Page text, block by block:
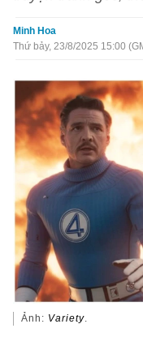
Minh Hoa
Thứ bảy, 23/8/2025 15:00
Ảnh: Variety.